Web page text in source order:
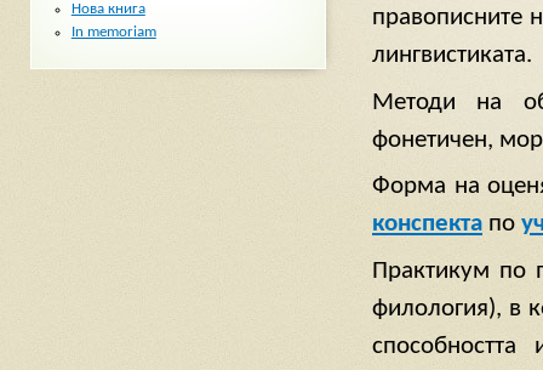
правописните
лингвистиката.
Методи на
фонетичен,
Форма на
конспекта по
Практикум по
филология), в
Нова книга
In memoriam